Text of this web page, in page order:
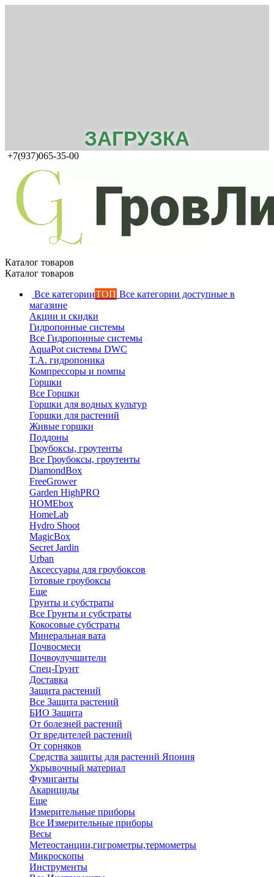
ЗАГРУЗКА
+7(937)065-35-00
Каталог товаров
Каталог товаров
Все категорииТОП Все категории доступные в
магазине
Акции и скидки
Гидропонные системы
Все Гидропонные системы
AquaPot системы DWC
T.A. гидропоника
Компрессоры и помпы
Горшки
Все Горшки
Горшки для водных культур
Горшки для растений
Живые горшки
Поддоны
Гроубоксы, гроутенты
Все Гроубоксы, гроутенты
DiamondBox
FreeGrower
Garden HighPRO
HOMEbox
HomeLab
Hydro Shoot
MagicBox
Secret Jardin
Urban
Аксессуары для гроубоксов
Готовые гроубоксы
Еще
Грунты и субстраты
Все Грунты и субстраты
Кокосовые субстраты
Минеральная вата
Почвосмеси
Почвоулучшители
Спец-Грунт
Доставка
Защита растений
Все Защита растений
БИО Защита
От болезней растений
От вредителей растений
От сорняков
Средства защиты для растений Япония
Укрывочный материал
Фумиганты
Акарициды
Еще
Измерительные приборы
Все Измерительные приборы
Весы
Метеостанции,гигрометры,термометры
Микроскопы
Инструменты